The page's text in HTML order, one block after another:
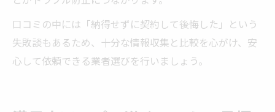
口コミの中には「納得せずに契約して後悔した」という
失敗談もあるため、十分な情報収集と比較を心がけ、安
心して依頼できる業者選びを行いましょう。